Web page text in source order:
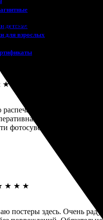
детские
для взрослых
и материалов! Всё
Рекомендую всем,
★
распечатку и снова
несмотря на мои
фотосувениров!
★ ★ ★
постеры здесь. Очень